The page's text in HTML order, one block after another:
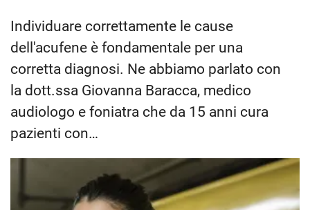
Individuare correttamente le cause
dell'acufene è fondamentale per una
corretta diagnosi. Ne abbiamo parlato con
la dott.ssa Giovanna Baracca, medico
audiologo e foniatra che da 15 anni cura
pazienti con…